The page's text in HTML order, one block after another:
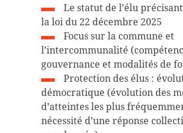
Le statut de l’élu
la loi du 22 décembre 2025
Focus sur la commune et
l’intercommunalité
gouvernance et modalités de
Protection des élus :
démocratique (évolution des
d’atteintes les plus
nécessité d’une réponse